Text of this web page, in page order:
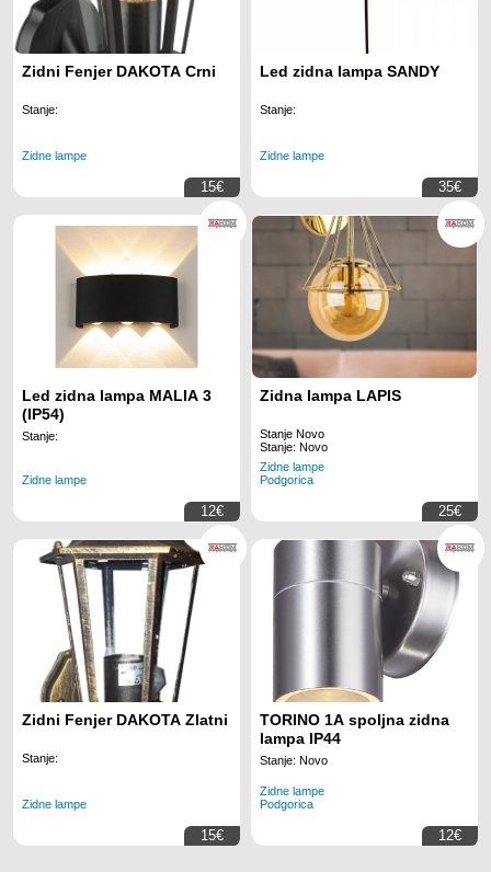
Zidni Fenjer DAKOTA Crni
Stanje:
Zidne lampe
15€
Led zidna lampa SANDY
Stanje:
Zidne lampe
35€
Led zidna lampa MALIA 3
(IP54)
Stanje:
Zidne lampe
12€
Zidna lampa LAPIS
Stanje Novo
Stanje: Novo
Zidne lampe
Podgorica
25€
Zidni Fenjer DAKOTA Zlatni
Stanje:
Zidne lampe
15€
TORINO 1A spoljna zidna
lampa IP44
Stanje: Novo
Zidne lampe
Podgorica
12€